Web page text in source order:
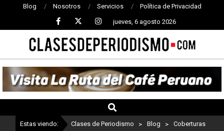
Blog Nosotros Servicios Política de Privacidad
jueves, 6 agosto 2026
CLASES
DE
PERIODISMO
Estas viendo: Clases de Periodismo > Blog >
Coberturas